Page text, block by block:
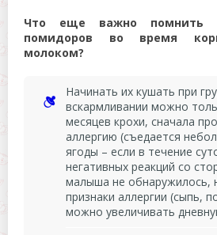
Что еще важно помнить
помидоров во время
молоком?
Начинать их кушать при
вскармливании можно
месяцев крохи, сначала
аллергию (съедается
ягоды – если в течение
негативных реакций со
малыша не обнаружилось,
признаки аллергии (сыпь,
можно увеличивать